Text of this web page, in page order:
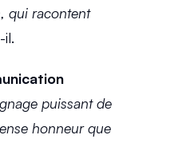
qui racontent
il.
puissant de
honneur que